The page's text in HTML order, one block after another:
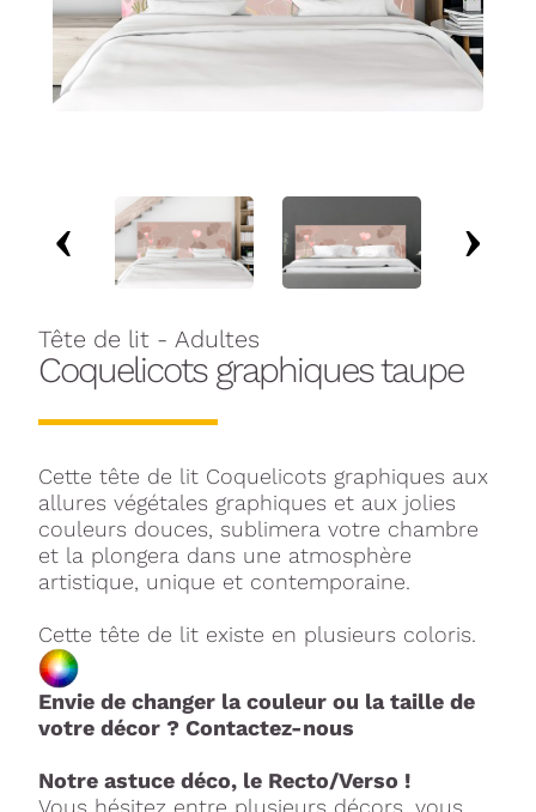
Tête de lit - Adultes
Coquelicots graphiques taupe
Cette tête de lit Coquelicots graphiques aux
allures végétales graphiques et aux jolies
couleurs douces, sublimera votre chambre
et la plongera dans une atmosphère
artistique, unique et contemporaine.
Cette tête de lit existe en plusieurs coloris.
Envie de changer la couleur ou la taille de
votre décor ? Contactez-nous
Notre astuce déco, le Recto/Verso !